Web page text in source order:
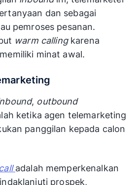
dan sebagai
pemroses pesanan.
warm callingkarena
minat awal.
, outbound
ketika agen telemarketing
panggilan kepada calon
adalah memperkenalkan
prospek,